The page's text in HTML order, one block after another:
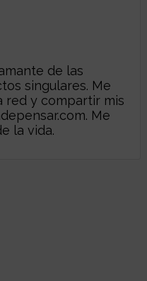
de las
singulares. Me
red y compartir mis
. Me
la vida.